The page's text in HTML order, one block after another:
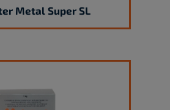
Metal Super SL